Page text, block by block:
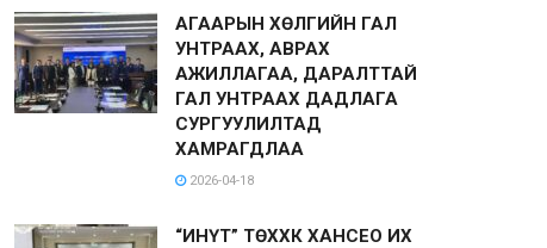
АГААРЫН ХӨЛГИЙН ГАЛ
УНТРААХ, АВРАХ
АЖИЛЛАГАА, ДАРАЛТТАЙ
ГАЛ УНТРААХ ДАДЛАГА
СУРГУУЛИЛТАД
ХАМРАГДЛАА
2026-04-18
“ИНҮТ” ТӨХХК ХАНСЕО ИХ